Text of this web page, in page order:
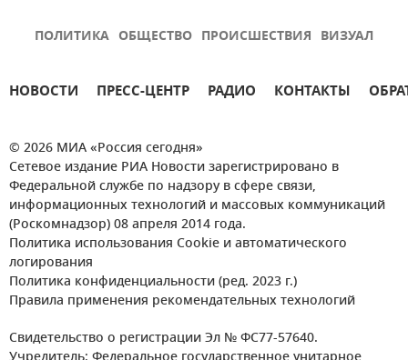
ПОЛИТИКА ОБЩЕСТВО ПРОИСШЕСТВИЯ ВИЗУАЛ
НОВОСТИ ПРЕСС-ЦЕНТР РАДИО КОНТАКТЫ
© 2026 МИА «Россия сегодня»
Сетевое издание РИА Новости зарегистрировано в
Федеральной службе по надзору в сфере связи,
информационных технологий и массовых коммуникаций
(Роскомнадзор) 08 апреля 2014 года.
Политика использования Cookie и автоматического
логирования
Политика конфиденциальности (ред. 2023 г.)
Правила применения рекомендательных технологий
Свидетельство о регистрации Эл № ФС77-57640.